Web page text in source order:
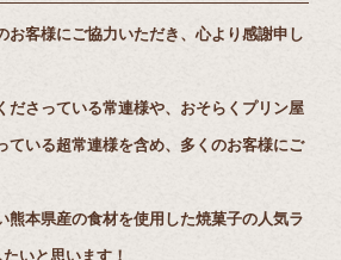
お客様にご協力いただき、心より感謝申し
ださっている常連様や、おそらくプリン屋
ている超常連様を含め、多くのお客様にご
熊本県産の食材を使用した焼菓子の人気ラ
いと思います！